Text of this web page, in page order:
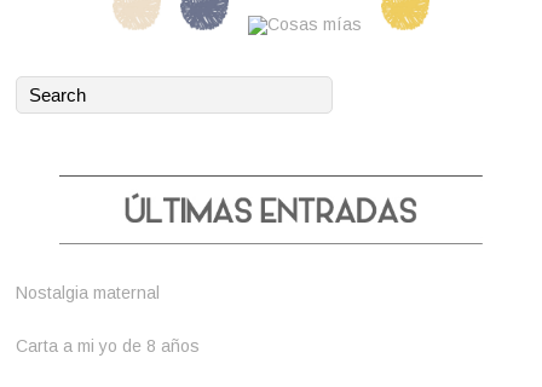
Nostalgia maternal
Carta a mi yo de 8 años